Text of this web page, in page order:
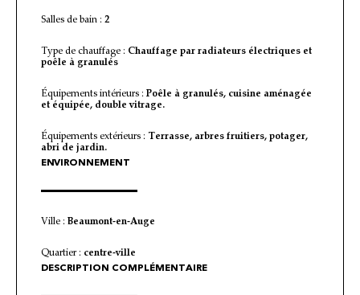
Salles de bain : 2
Type de chauffage : Chauffage par radiateurs électriques et
poêle à granulés
Équipements intérieurs : Poêle à granulés, cuisine aménagée
et équipée, double vitrage.
Équipements extérieurs : Terrasse, arbres fruitiers, potager,
abri de jardin.
ENVIRONNEMENT
Ville : Beaumont-en-Auge
Quartier : centre-ville
DESCRIPTION COMPLÉMENTAIRE